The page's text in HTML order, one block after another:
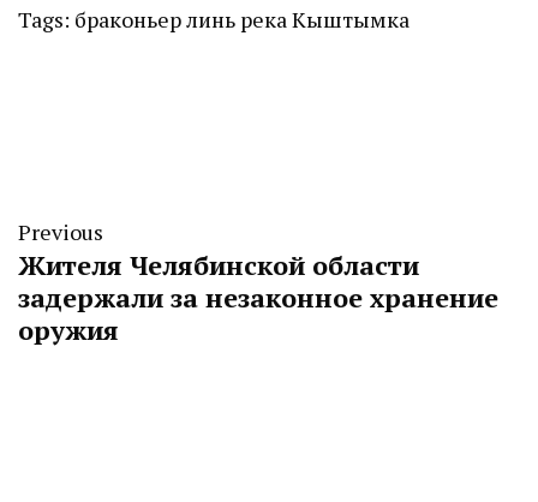
Tags: браконьерлинь река Кыштымка
Previous
Жителя Челябинской области
задержали за незаконное хранение
оружия